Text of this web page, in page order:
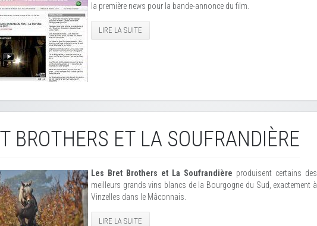
la première news pour la bande-annonce du film.
LIRE LA SUITE
BROTHERS ET LA SOUFRANDIÈRE
Les Bret Brothers et La Soufrandière produisent certains des
meilleurs grands vins blancs de la Bourgogne du Sud, exactement à
Vinzelles dans le Mâconnais.
LIRE LA SUITE